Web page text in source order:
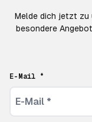
Melde dich jetzt zu
besondere
E-Mail *